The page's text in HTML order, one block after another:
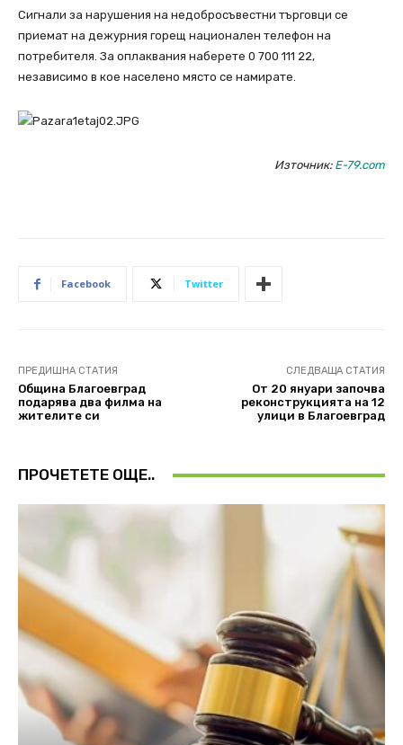
Сигнали за нарушения на недобросъвестни търговци се
приемат на дежурния горещ национален телефон на
потребителя. За оплаквания наберете 0 700 111 22,
независимо в кое населено място се намирате.
Източник: E-79.com
Facebook Twitter
ПРЕДИШНА СТАТИЯ
Община Благоевград
подарява два филма на
жителите си
СЛЕДВАЩА СТАТИЯ
От 20 януари започва
реконструкцията на 12
улици в Благоевград
ПРОЧЕТЕТЕ ОЩЕ..